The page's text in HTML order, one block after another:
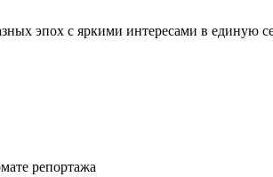
эпох с яркими интересами в единую
репортажа